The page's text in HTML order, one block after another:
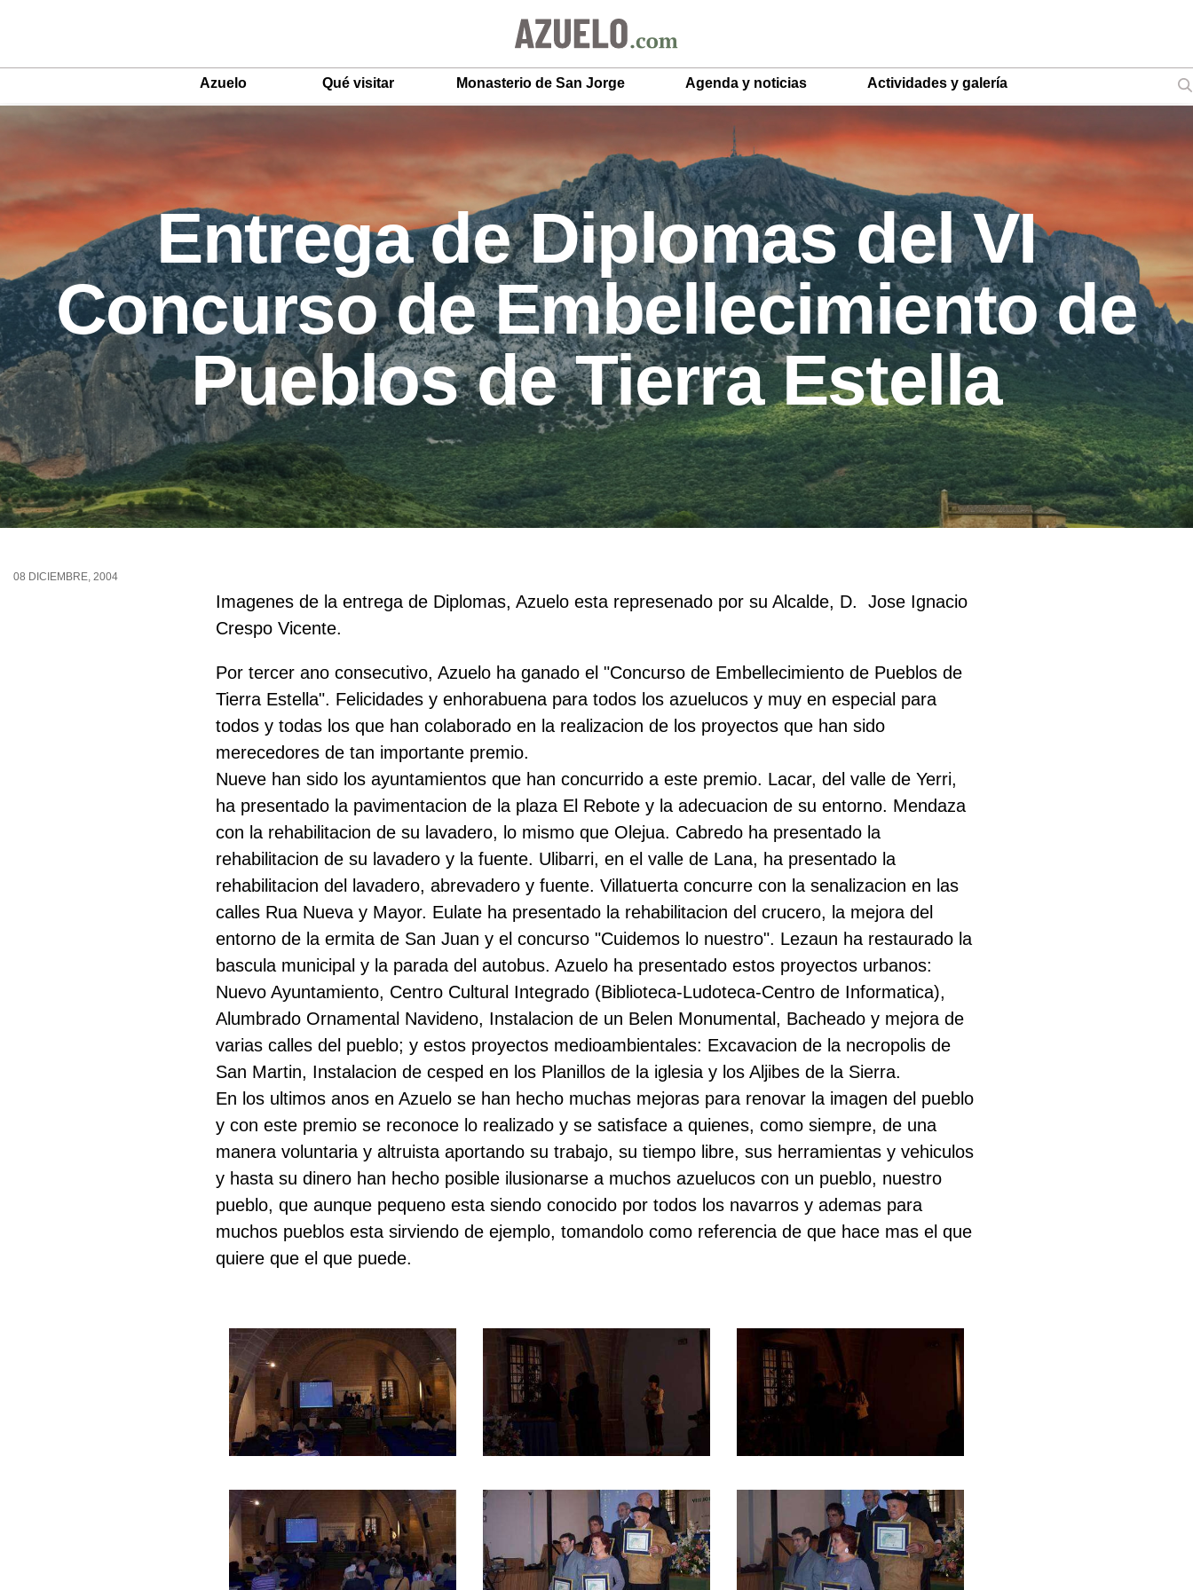
Menu
Azuelo Qué visitar Monasterio de San Jorge Agenda y noticias Actividades y galería
Entrega de Diplomas del VI
Concurso de Embellecimiento de
Pueblos de Tierra Estella
08 DICIEMBRE, 2004
Imagenes de la entrega de Diplomas, Azuelo esta represenado por su Alcalde, D. Jose Ignacio
Crespo Vicente.
Por tercer ano consecutivo, Azuelo ha ganado el "Concurso de Embellecimiento de Pueblos de
Tierra Estella". Felicidades y enhorabuena para todos los azuelucos y muy en especial para
todos y todas los que han colaborado en la realizacion de los proyectos que han sido
merecedores de tan importante premio.
Nueve han sido los ayuntamientos que han concurrido a este premio. Lacar, del valle de Yerri,
ha presentado la pavimentacion de la plaza El Rebote y la adecuacion de su entorno. Mendaza
con la rehabilitacion de su lavadero, lo mismo que Olejua. Cabredo ha presentado la
rehabilitacion de su lavadero y la fuente. Ulibarri, en el valle de Lana, ha presentado la
rehabilitacion del lavadero, abrevadero y fuente. Villatuerta concurre con la senalizacion en las
calles Rua Nueva y Mayor. Eulate ha presentado la rehabilitacion del crucero, la mejora del
entorno de la ermita de San Juan y el concurso "Cuidemos lo nuestro". Lezaun ha restaurado la
bascula municipal y la parada del autobus. Azuelo ha presentado estos proyectos urbanos:
Nuevo Ayuntamiento, Centro Cultural Integrado (Biblioteca-Ludoteca-Centro de Informatica),
Alumbrado Ornamental Navideno, Instalacion de un Belen Monumental, Bacheado y mejora de
varias calles del pueblo; y estos proyectos medioambientales: Excavacion de la necropolis de
San Martin, Instalacion de cesped en los Planillos de la iglesia y los Aljibes de la Sierra.
En los ultimos anos en Azuelo se han hecho muchas mejoras para renovar la imagen del pueblo
y con este premio se reconoce lo realizado y se satisface a quienes, como siempre, de una
manera voluntaria y altruista aportando su trabajo, su tiempo libre, sus herramientas y vehiculos
y hasta su dinero han hecho posible ilusionarse a muchos azuelucos con un pueblo, nuestro
pueblo, que aunque pequeno esta siendo conocido por todos los navarros y ademas para
muchos pueblos esta sirviendo de ejemplo, tomandolo como referencia de que hace mas el que
quiere que el que puede.